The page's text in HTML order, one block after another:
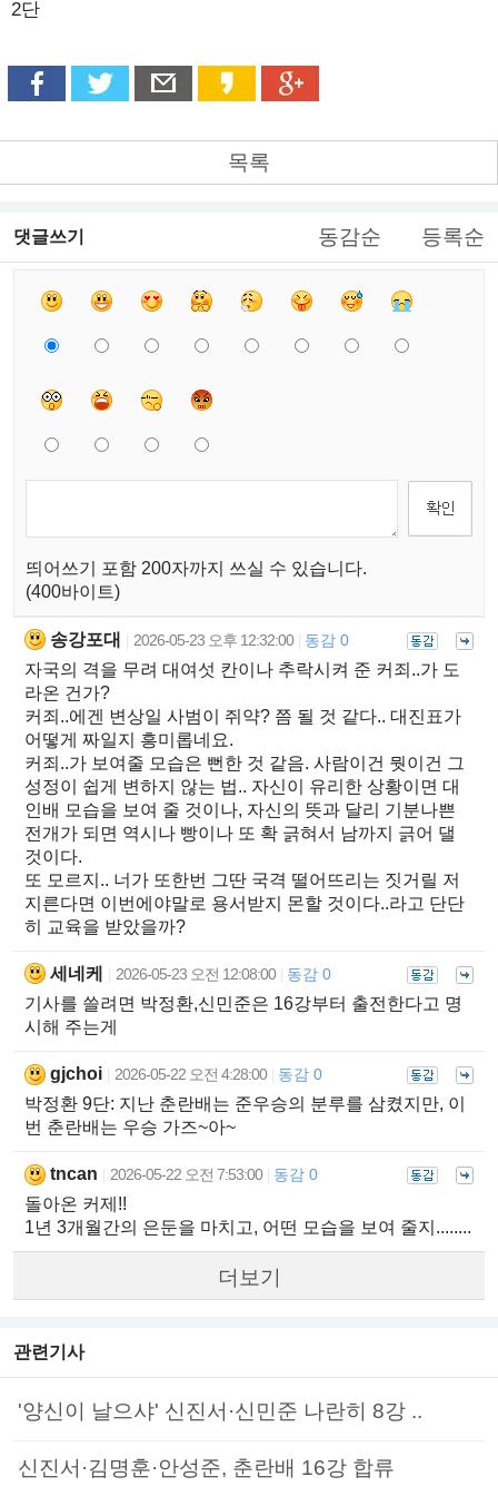
2단
목록
댓글쓰기 동감순 등록순
띄어쓰기 포함 200자까지 쓰실 수 있습니다.
(400바이트)
송강포대 2026-05-23 오후 12:32:00 동감 0
자국의 격을 무려 대여섯 칸이나 추락시켜 준 커죄..가 도
라온 건가?
커죄..에겐 변상일 사범이 쥐약? 쯤 될 것 같다.. 대진표가
어떻게 짜일지 흥미롭네요.
커죄..가 보여줄 모습은 뻔한 것 같음. 사람이건 뭣이건 그
성정이 쉽게 변하지 않는 법.. 자신이 유리한 상황이면 대
인배 모습을 보여 줄 것이나, 자신의 뜻과 달리 기분나쁜
전개가 되면 역시나 빵이나 또 확 긁혀서 남까지 긁어 댈
것이다.
또 모르지.. 너가 또한번 그딴 국격 떨어뜨리는 짓거릴 저
지른다면 이번에야말로 용서받지 몬할 것이다..라고 단단
히 교육을 받았을까?
세네케 2026-05-23 오전 12:08:00 동감 0
기사를 쓸려면 박정환,신민준은 16강부터 출전한다고 명
시해 주는게
gjchoi 2026-05-22 오전 4:28:00 동감 0
박정환 9단: 지난 춘란배는 준우승의 분루를 삼켰지만, 이
번 춘란배는 우승 가즈~아~
tncan 2026-05-22 오전 7:53:00 동감 0
돌아온 커제!!
1년 3개월간의 은둔을 마치고, 어떤 모습을 보여 줄지........
더보기
관련기사
'양신이 날으샤' 신진서·신민준 나란히 8강 ..
신진서·김명훈·안성준, 춘란배 16강 합류